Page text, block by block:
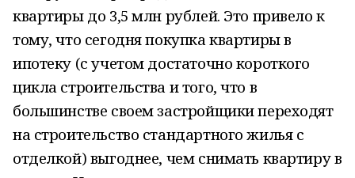
квартиры до 3,5 млн рублей. Это привело к
тому, что сегодня покупка квартиры в
ипотеку (с учетом достаточно короткого
цикла строительства и того, что в
большинстве своем застройщики переходят
на строительство стандартного жилья с
отделкой) выгоднее, чем снимать квартиру в